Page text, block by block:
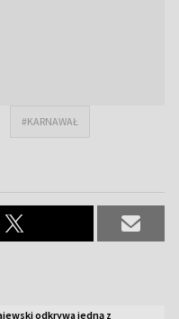
#KARNAWAŁ
odkrywa jedną z